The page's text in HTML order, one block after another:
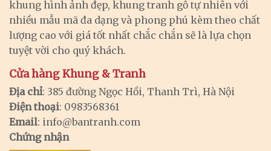
khung hình ảnh đẹp, khung tranh gỗ tự nhiên với
nhiều mẫu mã đa dạng và phong phú kèm theo chất
lượng cao với giá tốt nhất chắc chắn sẽ là lựa chọn
tuyệt vời cho quý khách.
Cửa hàng Khung & Tranh
Địa chỉ: 385 đường Ngọc Hồi, Thanh Trì, Hà Nội
Điện thoại: 0983568361
Email: info@bantranh.com
Chứng nhận